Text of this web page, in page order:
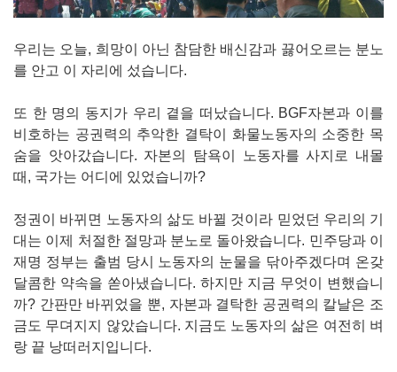
우리는 오늘, 희망이 아닌 참담한 배신감과 끓어오르는 분노
를 안고 이 자리에 섰습니다.
​또 한 명의 동지가 우리 곁을 떠났습니다. BGF자본과 이를
비호하는 공권력의 추악한 결탁이 화물노동자의 소중한 목
숨을 앗아갔습니다. 자본의 탐욕이 노동자를 사지로 내몰
때, 국가는 어디에 있었습니까?
정권이 바뀌면 노동자의 삶도 바뀔 것이라 믿었던 우리의 기
대는 이제 처절한 절망과 분노로 돌아왔습니다. ​민주당과 이
재명 정부는 출범 당시 노동자의 눈물을 닦아주겠다며 온갖
달콤한 약속을 쏟아냈습니다. 하지만 지금 무엇이 변했습니
까? 간판만 바뀌었을 뿐, 자본과 결탁한 공권력의 칼날은 조
금도 무뎌지지 않았습니다. 지금도 노동자의 삶은 여전히 벼
랑 끝 낭떠러지입니다.